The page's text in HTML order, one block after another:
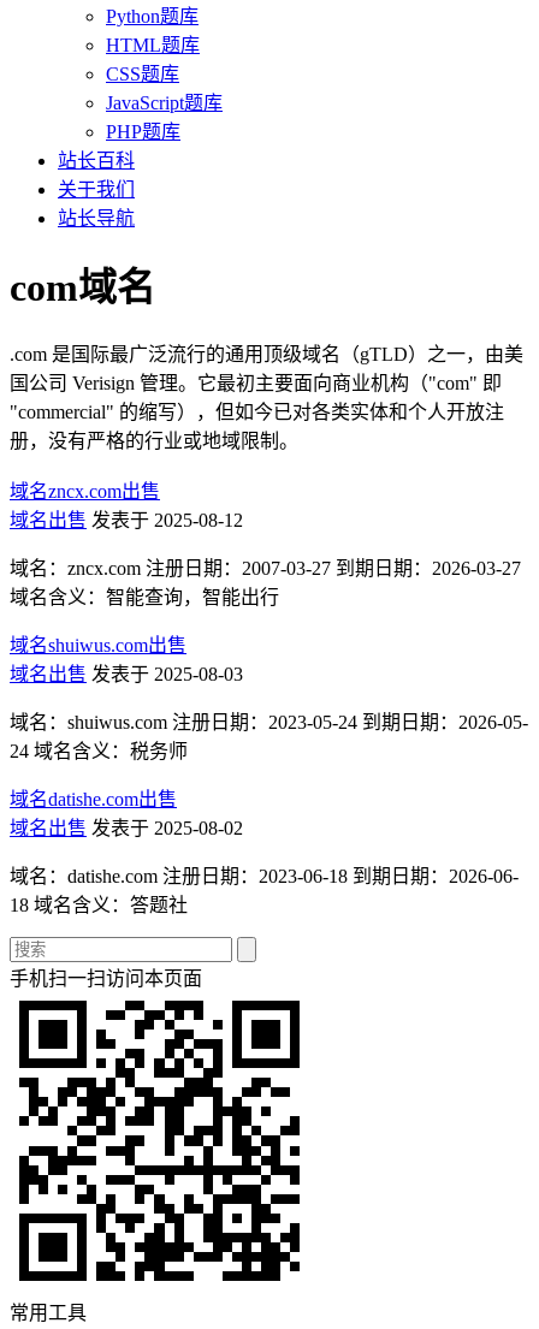
Python题库
HTML题库
CSS题库
JavaScript题库
PHP题库
站长百科
关于我们
站长导航
com域名
.com 是国际最广泛流行的通用顶级域名（gTLD）之一，由美
国公司 Verisign 管理。它最初主要面向商业机构（"com" 即
"commercial" 的缩写），但如今已对各类实体和个人开放注
册，没有严格的行业或地域限制。
域名zncx.com出售
域名出售 发表于 2025-08-12
域名：zncx.com 注册日期：2007-03-27 到期日期：2026-03-27
域名含义：智能查询，智能出行
域名shuiwus.com出售
域名出售 发表于 2025-08-03
域名：shuiwus.com 注册日期：2023-05-24 到期日期：2026-05-
24 域名含义：税务师
域名datishe.com出售
域名出售 发表于 2025-08-02
域名：datishe.com 注册日期：2023-06-18 到期日期：2026-06-
18 域名含义：答题社
手机扫一扫访问本页面
常用工具